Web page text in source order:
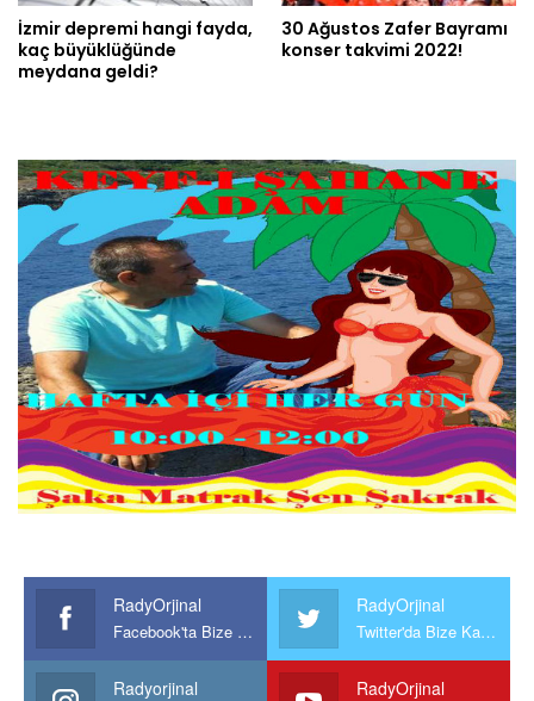
İzmir depremi hangi fayda,
kaç büyüklüğünde
meydana geldi?
30 Ağustos Zafer Bayramı
konser takvimi 2022!
RadyOrjinal
Facebook'ta Bize Katılın
RadyOrjinal
Twitter'da Bize Katılın
Radyorjinal RadyOrjinal